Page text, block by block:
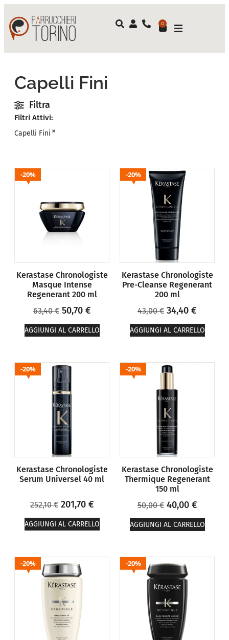
0
Capelli Fini
Filtra
Filtri Attivi:
Capelli Fini ×
20%
Kerastase Chronologiste
Masque Intense
Regenerant 200 ml
63,40€ 50,70 €
AGGIUNGI AL CARRELLO
20%
Kerastase Chronologiste
Pre-Cleanse Regenerant
200 ml
43,00€ 34,40 €
AGGIUNGI AL CARRELLO
20%
Kerastase Chronologiste
Serum Universel 40 ml
252,10€ 201,70 €
AGGIUNGI AL CARRELLO
20%
Kerastase Chronologiste
Thermique Regenerant
150 ml
50,00€ 40,00 €
AGGIUNGI AL CARRELLO
20% 20%